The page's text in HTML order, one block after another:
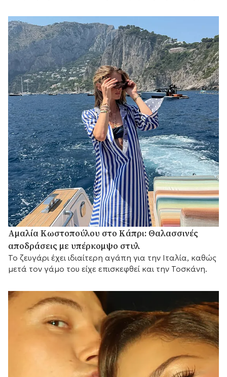
Αμαλία Κωστοπούλου στο Κάπρι: Θαλασσινές
αποδράσεις με υπέρκομψο στυλ
Το ζευγάρι έχει ιδιαίτερη αγάπη για την Ιταλία, καθώς
μετά τον γάμο του είχε επισκεφθεί και την Τοσκάνη.